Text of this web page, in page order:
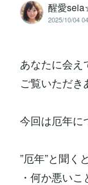
醒愛
2025/10/04
あなたに会え
ご覧いただき
今回は厄年に
”厄年”と聞く
・何か悪い